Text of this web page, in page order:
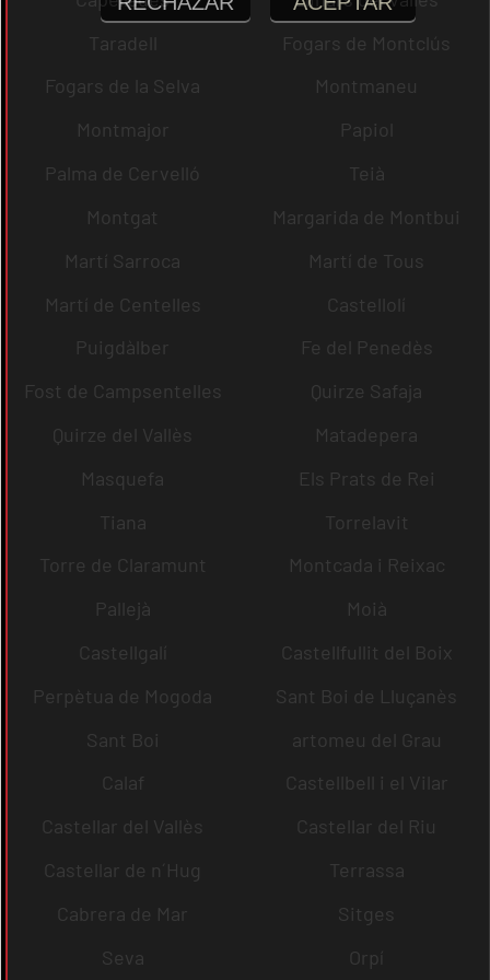
Taradell
Fogars de Montclús
Fogars de la Selva
Montmaneu
Montmajor
Papiol
Palma de Cervelló
Teià
Montgat
Margarida de Montbui
Martí Sarroca
Martí de Tous
Martí de Centelles
Castellolí
Puigdàlber
Fe del Penedès
Fost de Campsentelles
Quirze Safaja
Quirze del Vallès
Matadepera
Masquefa
Els Prats de Rei
Tiana
Torrelavit
Torre de Claramunt
Montcada i Reixac
Pallejà
Moià
Castellgalí
Castellfullit del Boix
Perpètua de Mogoda
Sant Boi de Lluçanès
Sant Boi
artomeu del Grau
Calaf
Castellbell i el Vilar
Castellar del Vallès
Castellar del Riu
Castellar de n´Hug
Terrassa
Cabrera de Mar
Sitges
Seva
Orpí